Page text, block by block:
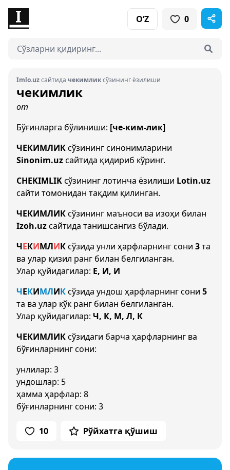
O‘Z 0
Imlo.uzсайтида чекимликсўзининг ёзилиши
чекимлик
от
Бўғинларга бўлиниши: [че-ким-лик]
ЧЕКИМЛИКсўзининг синонимларини
Sinonim.uzсайтида қидириб кўринг.
CHEKIMLIKсўзининг лотинча ёзилиши Lotin.uz
сайти томонидан тақдим қилинган.
ЧЕКИМЛИКсўзининг маъноси ва изоҳи билан
Izoh.uzсайтида танишсангиз бўлади.
ЧЕКИМЛИКсўзида унли ҳарфларнинг сони 3та
ва улар қизил ранг билан белгиланган.
Улар қуйидагилар: Е, И, И
ЧЕКИМЛИКсўзида ундош ҳарфларнинг сони 5
та ва улар кўк ранг билан белгиланган.
Улар қуйидагилар: Ч, К, М, Л, К
ЧЕКИМЛИКсўзидаги барча ҳарфларнинг ва
бўғинларнинг сони:
унлилар: 3
ундошлар: 5
ҳамма ҳарфлар: 8
бўғинларнинг сони: 3
10 Рўйхатга қўшиш